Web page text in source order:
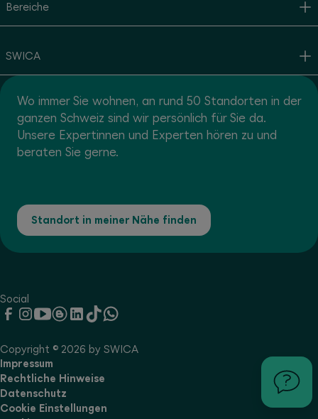
Bereiche
SWICA
Wo immer Sie wohnen, an rund 50 Standorten in der
ganzen Schweiz sind wir persönlich für Sie da.
Unsere Expertinnen und Experten hören zu und
beraten Sie gerne.
Standort in meiner Nähe finden
Social
Copyright © 2026 by SWICA
Impressum
Rechtliche Hinweise
Datenschutz
Cookie Einstellungen